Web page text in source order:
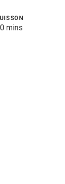
mins